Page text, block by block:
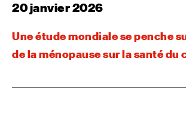
20 janvier 2026
Une étude mondiale se penche
de la ménopause sur la santé du